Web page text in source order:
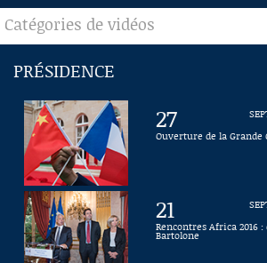
ACCUEIL
EN DIRECT
À LA DEMANDE
RECHERCHE
AIDE À LA DÉCOUPE
DE VIDÉOS
Catégories de vidéos
Questions au
Commissions
Évènements
Connaissance, Histoire
PRÉSIDENCE
27
Ouverture de la
21
Rencontres Africa 2016
Bartolone